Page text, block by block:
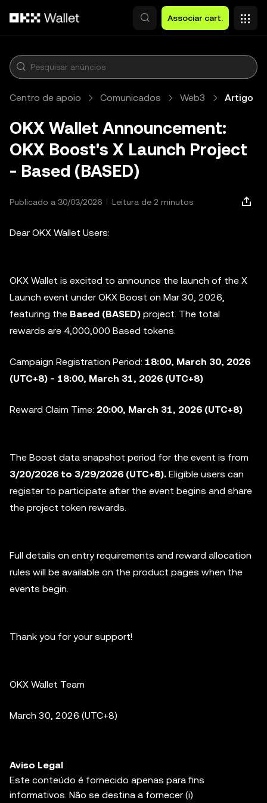
Associar cart.
Centro de apoio Comunicados Web3 Artigo
OKX Wallet Announcement:
OKX Boost's X Launch Project
- Based (BASED)
Publicado a 30/03/2026 Leitura de 2 minutos
Dear OKX Wallet Users:
OKX Wallet is excited to announce the launch of the X
Launch event under OKX Boost on Mar 30, 2026,
featuring the Based (BASED) project. The total
rewards are 4,000,000 Based tokens.
Campaign Registration Period: 18:00, March 30, 2026
(UTC+8) - 18:00, March 31, 2026 (UTC+8)
Reward Claim Time: 20:00, March 31, 2026 (UTC+8)
The Boost data snapshot period for the event is from
3/20/2026 to 3/29/2026 (UTC+8). Eligible users can
register to participate after the event begins and share
the project token rewards.
Full details on entry requirements and reward allocation
rules will be available on the product pages when the
events begin.
Thank you for your support!
OKX Wallet Team
March 30, 2026 (UTC+8)
Aviso Legal
Este conteúdo é fornecido apenas para fins
informativos. Não se destina a fornecer (i)